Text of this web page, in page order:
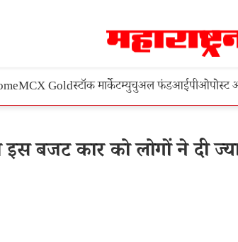
MCX Goldस्टॉक मार्केटम्युचुअल फंडआईपीओ
बजट कार को लोगों ने दी